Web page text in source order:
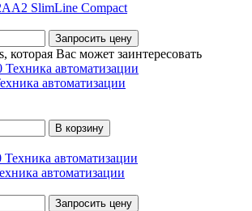
SlimLine Compact
Запросить цену
которая Вас может заинтересовать
автоматизации
В корзину
автоматизации
Запросить цену